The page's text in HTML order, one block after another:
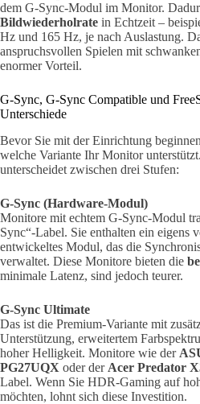
dem G-Sync-Modul im Monitor.
Bildwiederholrate in Echtzeit –
Hz und 165 Hz, je nach Auslastung.
anspruchsvollen Spielen mit
enormer Vorteil.
G-Sync, G-Sync Compatible und
Unterschiede
Bevor Sie mit der Einrichtung
welche Variante Ihr Monitor
unterscheidet zwischen drei Stufen:
G-Sync (Hardware-Modul)
Monitore mit echtem G-Sync-Modul
Sync“-Label. Sie enthalten ein eigens
entwickeltes Modul, das die
verwaltet. Diese Monitore bieten die
minimale Latenz, sind jedoch teurer.
G-Sync Ultimate
Das ist die Premium-Variante mit
Unterstützung, erweitertem
hoher Helligkeit. Monitore wie der
PG27UQX oder der Acer Predator
Label. Wenn Sie HDR-Gaming auf
möchten, lohnt sich diese Investition.